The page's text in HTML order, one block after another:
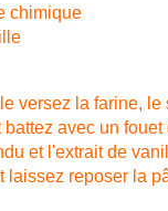
chimique
versez la farine, le
avec un fouet
et l'extrait de
laissez reposer la